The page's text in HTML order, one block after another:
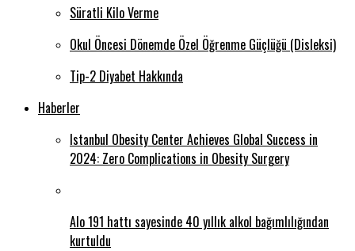
Süratli Kilo Verme
Okul Öncesi Dönemde Özel Öğrenme Güçlüğü (Disleksi)
Tip-2 Diyabet Hakkında
Haberler
Istanbul Obesity Center Achieves Global Success in
2024: Zero Complications in Obesity Surgery
Alo 191 hattı sayesinde 40 yıllık alkol bağımlılığından
kurtuldu